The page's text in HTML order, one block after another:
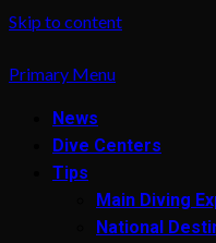
Skip to content
Primary Menu
News
Dive Centers
Tips
Main Diving
National